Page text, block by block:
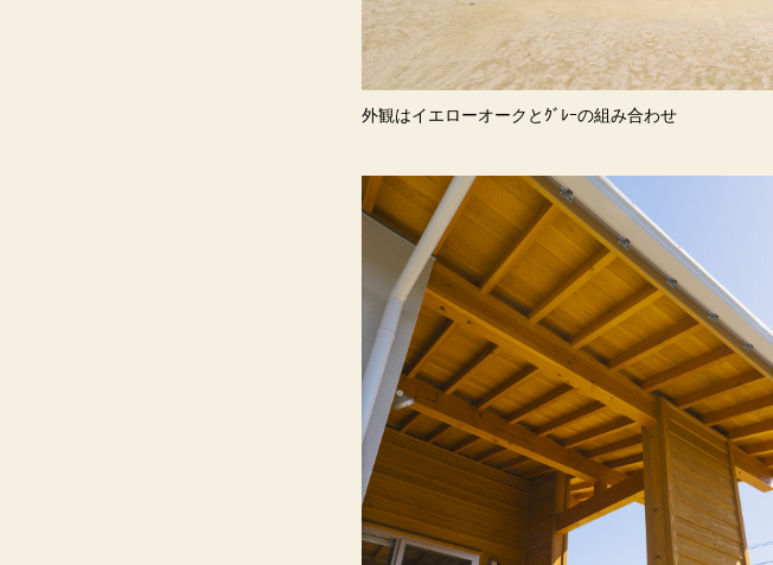
外観はイエローオークとｸﾞﾚｰの組み合わせ